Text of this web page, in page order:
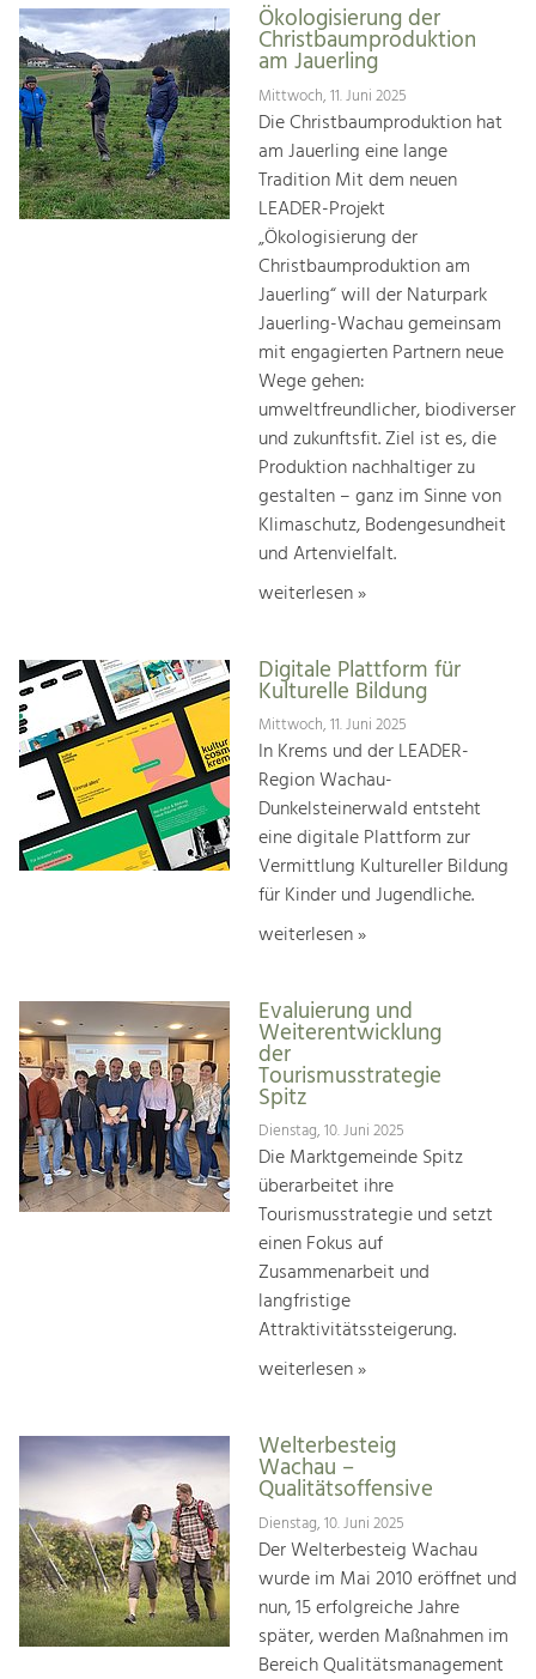
Ökologisierung der
Christbaumproduktion
am Jauerling
Mittwoch, 11. Juni 2025
Die Christbaumproduktion hat
am Jauerling eine lange
Tradition Mit dem neuen
LEADER-Projekt
„Ökologisierung der
Christbaumproduktion am
Jauerling“ will der Naturpark
Jauerling-Wachau gemeinsam
mit engagierten Partnern neue
Wege gehen:
umweltfreundlicher, biodiverser
und zukunftsfit. Ziel ist es, die
Produktion nachhaltiger zu
gestalten – ganz im Sinne von
Klimaschutz, Bodengesundheit
und Artenvielfalt.
weiterlesen »
Digitale Plattform für
Kulturelle Bildung
Mittwoch, 11. Juni 2025
In Krems und der LEADER-
Region Wachau-
Dunkelsteinerwald entsteht
eine digitale Plattform zur
Vermittlung Kultureller Bildung
für Kinder und Jugendliche.
weiterlesen »
Evaluierung und
Weiterentwicklung
der
Tourismusstrategie
Spitz
Dienstag, 10. Juni 2025
Die Marktgemeinde Spitz
überarbeitet ihre
Tourismusstrategie und setzt
einen Fokus auf
Zusammenarbeit und
langfristige
Attraktivitätssteigerung.
weiterlesen »
Welterbesteig
Wachau –
Qualitätsoffensive
Dienstag, 10. Juni 2025
Der Welterbesteig Wachau
wurde im Mai 2010 eröffnet und
nun, 15 erfolgreiche Jahre
später, werden Maßnahmen im
Bereich Qualitätsmanagement